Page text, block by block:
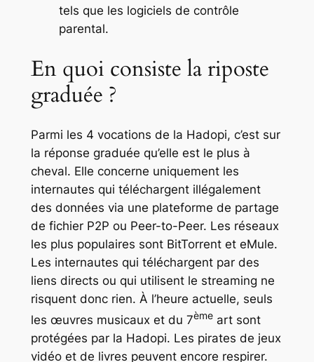
tels que les logiciels de contrôle
parental.
En quoi consiste la riposte
graduée ?
Parmi les 4 vocations de la Hadopi, c’est sur
la réponse graduée qu’elle est le plus à
cheval. Elle concerne uniquement les
internautes qui téléchargent illégalement
des données via une plateforme de partage
de fichier P2P ou Peer-to-Peer. Les réseaux
les plus populaires sont BitTorrent et eMule.
Les internautes qui téléchargent par des
liens directs ou qui utilisent le streaming ne
risquent donc rien. À l’heure actuelle, seuls
les œuvres musicaux et du 7èmeart sont
protégées par la Hadopi. Les pirates de jeux
vidéo et de livres peuvent encore respirer.